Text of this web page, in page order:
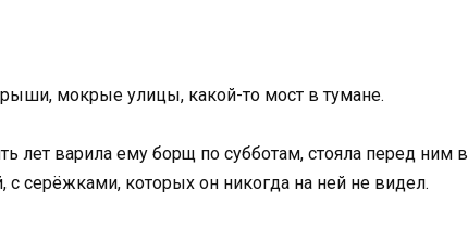
мокрые улицы, какой-то мост в тумане.
лет варила ему борщ по субботам, стояла перед ним в
с серёжками, которых он никогда на ней не видел.